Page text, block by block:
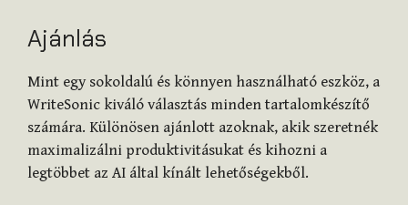
Ajánlás
Mint egy sokoldalú és könnyen használható eszköz, a
WriteSonic kiváló választás minden tartalomkészítő
számára. Különösen ajánlott azoknak, akik szeretnék
maximalizálni produktivitásukat és kihozni a
legtöbbet az AI által kínált lehetőségekből.